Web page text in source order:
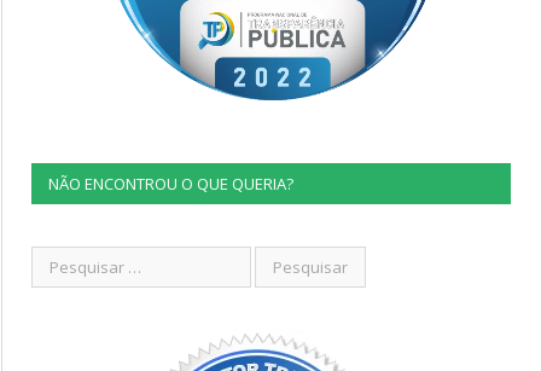
NÃO ENCONTROU O QUE QUERIA?